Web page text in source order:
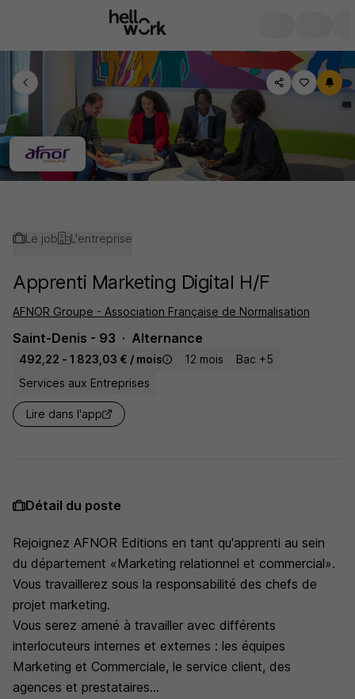
Le job L'entreprise
Apprenti Marketing Digital H/F
AFNOR Groupe - Association Française de Normalisation
Saint-Denis - 93 Alternance
492,22 - 1 823,03 € / mois 12 mois
Bac +5
Services aux Entreprises
Lire dans l'app
Détail du poste
Rejoignez AFNOR Editions en tant qu'apprenti au sein
du département «Marketing relationnel et commercial».
Vous travaillerez sous la responsabilité des chefs de
projet marketing.
Vous serez amené à travailler avec différents
interlocuteurs internes et externes : les équipes
Marketing et Commerciale, le service client, des
agences et prestataires...